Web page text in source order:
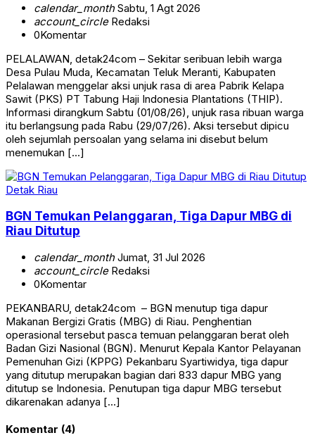
calendar_monthSabtu, 1 Agt 2026
account_circleRedaksi
0Komentar
PELALAWAN, detak24com – Sekitar seribuan lebih warga
Desa Pulau Muda, Kecamatan Teluk Meranti, Kabupaten
Pelalawan menggelar aksi unjuk rasa di area Pabrik Kelapa
Sawit (PKS) PT Tabung Haji Indonesia Plantations (THIP).
Informasi dirangkum Sabtu (01/08/26), unjuk rasa ribuan warga
itu berlangsung pada Rabu (29/07/26). Aksi tersebut dipicu
oleh sejumlah persoalan yang selama ini disebut belum
menemukan […]
Detak Riau
BGN Temukan Pelanggaran, Tiga Dapur MBG di
Riau Ditutup
calendar_monthJumat, 31 Jul 2026
account_circleRedaksi
0Komentar
PEKANBARU, detak24com – BGN menutup tiga dapur
Makanan Bergizi Gratis (MBG) di Riau. Penghentian
operasional tersebut pasca temuan pelanggaran berat oleh
Badan Gizi Nasional (BGN). Menurut Kepala Kantor Pelayanan
Pemenuhan Gizi (KPPG) Pekanbaru Syartiwidya, tiga dapur
yang ditutup merupakan bagian dari 833 dapur MBG yang
ditutup se Indonesia. Penutupan tiga dapur MBG tersebut
dikarenakan adanya […]
Komentar (4)